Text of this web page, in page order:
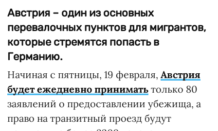
Австрия – один из основных
перевалочных пунктов для мигрантов,
которые стремятся попасть в
Германию.
Начиная с пятницы, 19 февраля, Австрия
будет ежедневно принимать только 80
заявлений о предоставлении убежища, а
право на транзитный проезд будут